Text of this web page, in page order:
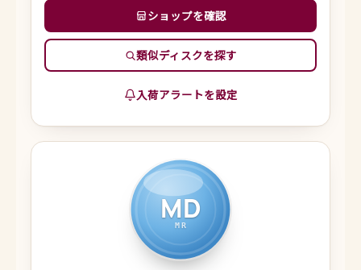
ショップを確認
類似ディスクを探す
入荷アラートを設定
MD
MR